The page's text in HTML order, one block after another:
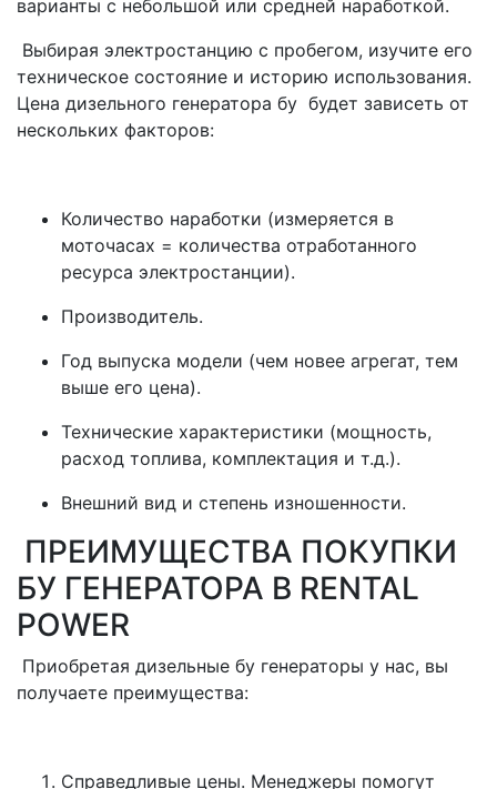
варианты с небольшой или средней наработкой.
Выбирая электростанцию с пробегом, изучите его
техническое состояние и историю использования.
Цена дизельного генератора бу будет зависеть от
нескольких факторов:
Количество наработки (измеряется в
моточасах = количества отработанного
ресурса электростанции).
Производитель.
Год выпуска модели (чем новее агрегат, тем
выше его цена).
Технические характеристики (мощность,
расход топлива, комплектация и т.д.).
Внешний вид и степень изношенности.
ПРЕИМУЩЕСТВА ПОКУПКИ
БУ ГЕНЕРАТОРА В RENTAL
POWER
Приобретая дизельные бу генераторы у нас, вы
получаете преимущества:
Справедливые цены. Менеджеры помогут